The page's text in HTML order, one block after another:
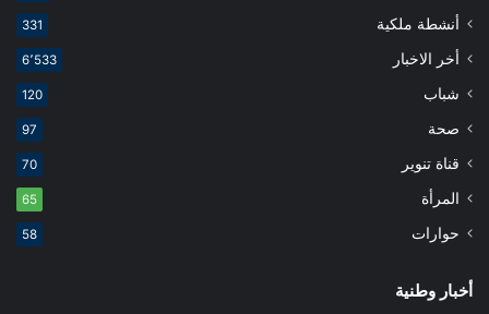
أنشطة ملكية 331
أخر الاخبار 6٬533
شباب 120
صحة 97
قناة تنوير 70
المرأة 65
حوارات 58
أخبار وطنية